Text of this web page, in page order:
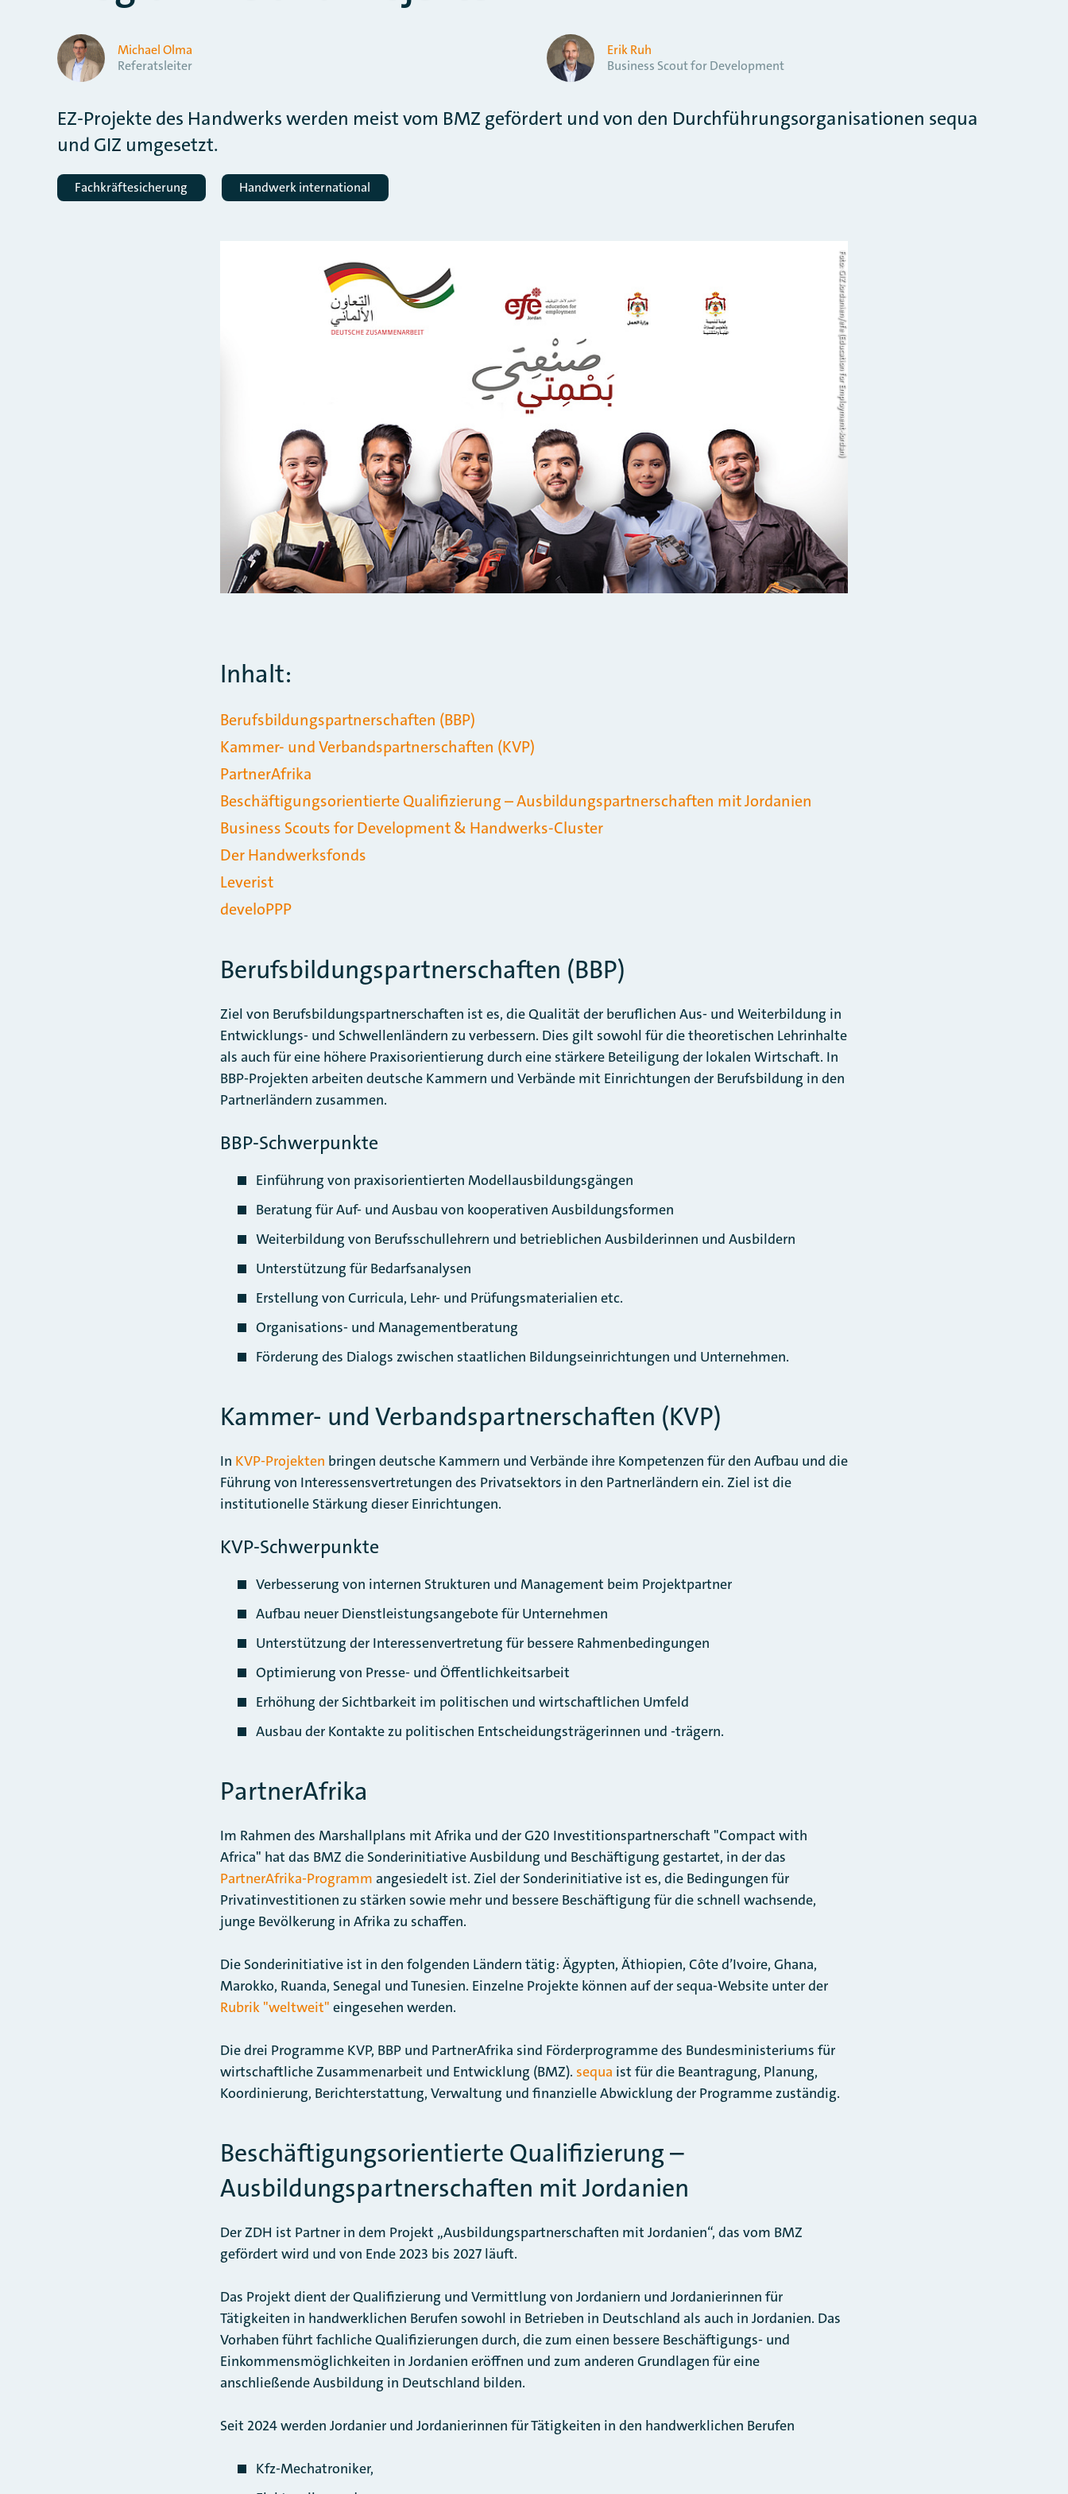
Michael Olma
Referatsleiter
Erik Ruh
Business Scout for Development
EZ-Projekte des Handwerks werden meist vom BMZ gefördert und von den Durchführungsorganisationen sequa
und GIZ umgesetzt.
Fachkräftesicherung Handwerk international
Foto: GIZ Jordanien/efe (Education for Employment-Jordan)
Inhalt:
Berufsbildungspartnerschaften (BBP)
Kammer- und Verbandspartnerschaften (KVP)
PartnerAfrika
Beschäftigungsorientierte Qualifizierung – Ausbildungspartnerschaften mit Jordanien
Business Scouts for Development & Handwerks-Cluster
Der Handwerksfonds
Leverist
develoPPP
Berufsbildungspartnerschaften (BBP)
Ziel von Berufsbildungspartnerschaften ist es, die Qualität der beruflichen Aus- und Weiterbildung in
Entwicklungs- und Schwellenländern zu verbessern. Dies gilt sowohl für die theoretischen Lehrinhalte
als auch für eine höhere Praxisorientierung durch eine stärkere Beteiligung der lokalen Wirtschaft. In
BBP-Projekten arbeiten deutsche Kammern und Verbände mit Einrichtungen der Berufsbildung in den
Partnerländern zusammen.
BBP-Schwerpunkte
Einführung von praxisorientierten Modellausbildungsgängen
Beratung für Auf- und Ausbau von kooperativen Ausbildungsformen
Weiterbildung von Berufsschullehrern und betrieblichen Ausbilderinnen und Ausbildern
Unterstützung für Bedarfsanalysen
Erstellung von Curricula, Lehr- und Prüfungsmaterialien etc.
Organisations- und Managementberatung
Förderung des Dialogs zwischen staatlichen Bildungseinrichtungen und Unternehmen.
Kammer- und Verbandspartnerschaften (KVP)
In KVP-Projekten bringen deutsche Kammern und Verbände ihre Kompetenzen für den Aufbau und die
Führung von Interessensvertretungen des Privatsektors in den Partnerländern ein. Ziel ist die
institutionelle Stärkung dieser Einrichtungen.
KVP-Schwerpunkte
Verbesserung von internen Strukturen und Management beim Projektpartner
Aufbau neuer Dienstleistungsangebote für Unternehmen
Unterstützung der Interessenvertretung für bessere Rahmenbedingungen
Optimierung von Presse- und Öffentlichkeitsarbeit
Erhöhung der Sichtbarkeit im politischen und wirtschaftlichen Umfeld
Ausbau der Kontakte zu politischen Entscheidungsträgerinnen und -trägern.
PartnerAfrika
Im Rahmen des Marshallplans mit Afrika und der G20 Investitionspartnerschaft "Compact with
Africa" hat das BMZ die Sonderinitiative Ausbildung und Beschäftigung gestartet, in der das
PartnerAfrika-Programm angesiedelt ist. Ziel der Sonderinitiative ist es, die Bedingungen für
Privatinvestitionen zu stärken sowie mehr und bessere Beschäftigung für die schnell wachsende,
junge Bevölkerung in Afrika zu schaffen.
Die Sonderinitiative ist in den folgenden Ländern tätig: Ägypten, Äthiopien, Côte d’Ivoire, Ghana,
Marokko, Ruanda, Senegal und Tunesien. Einzelne Projekte können auf der sequa-Website unter der
Rubrik "weltweit" eingesehen werden.
Die drei Programme KVP, BBP und PartnerAfrika sind Förderprogramme des Bundesministeriums für
wirtschaftliche Zusammenarbeit und Entwicklung (BMZ). sequa ist für die Beantragung, Planung,
Koordinierung, Berichterstattung, Verwaltung und finanzielle Abwicklung der Programme zuständig.
Beschäftigungsorientierte Qualifizierung –
Ausbildungspartnerschaften mit Jordanien
Der ZDH ist Partner in dem Projekt „Ausbildungspartnerschaften mit Jordanien“, das vom BMZ
gefördert wird und von Ende 2023 bis 2027 läuft.
Das Projekt dient der Qualifizierung und Vermittlung von Jordaniern und Jordanierinnen für
Tätigkeiten in handwerklichen Berufen sowohl in Betrieben in Deutschland als auch in Jordanien. Das
Vorhaben führt fachliche Qualifizierungen durch, die zum einen bessere Beschäftigungs- und
Einkommensmöglichkeiten in Jordanien eröffnen und zum anderen Grundlagen für eine
anschließende Ausbildung in Deutschland bilden.
Seit 2024 werden Jordanier und Jordanierinnen für Tätigkeiten in den handwerklichen Berufen
Kfz-Mechatroniker,